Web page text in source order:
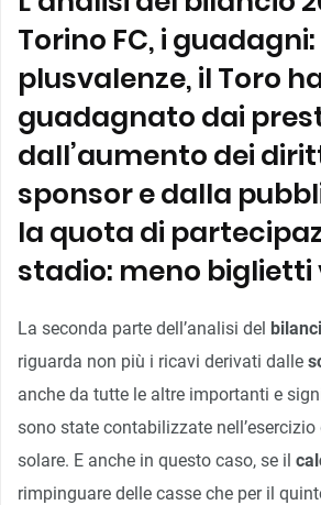
Torino FC, i
plusvalenze, il Toro
guadagnato dai
dall’aumento dei
sponsor e dalla
la quota di
stadio: meno biglietti
La seconda parte dell’analisi del
riguarda non più i ricavi derivati dalle
anche da tutte le altre importanti e
sono state contabilizzate
solare. E anche in questo caso, se il
rimpinguare delle casse che per il